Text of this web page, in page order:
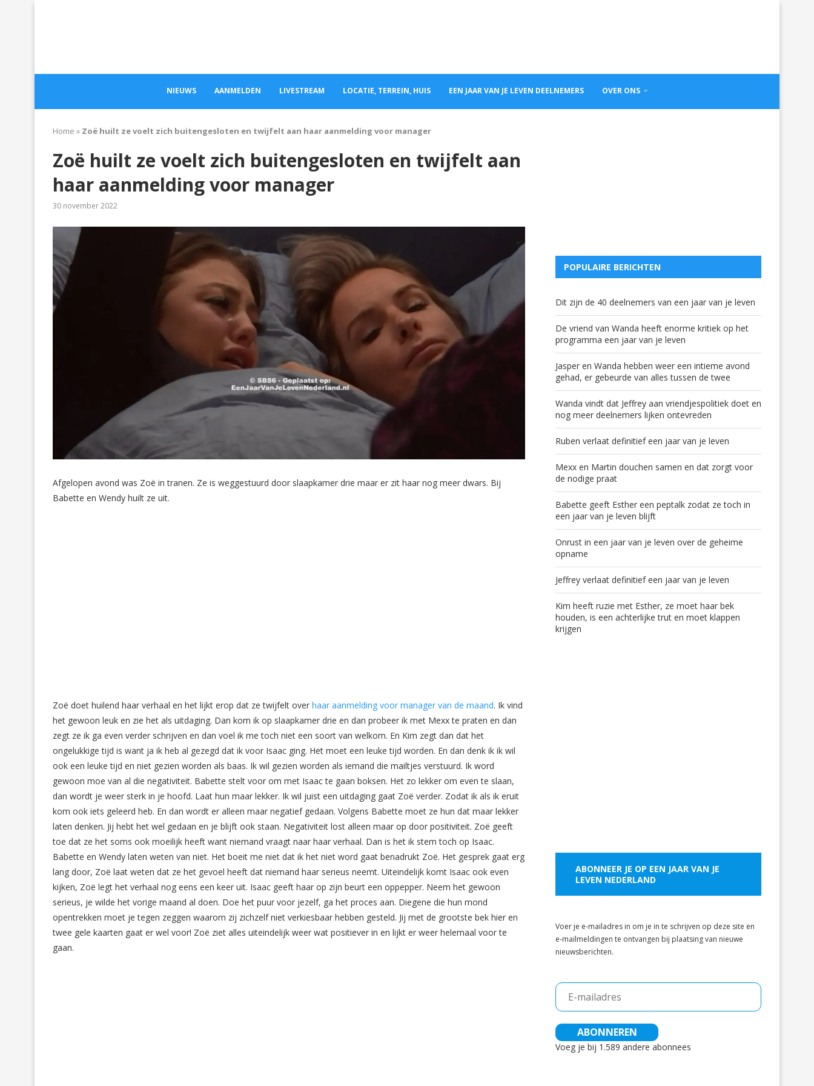
NIEUWS AANMELDEN LIVESTREAM LOCATIE, TERREIN, HUIS EEN JAAR VAN JE LEVEN DEELNEMERS OVER ONS
Home » Zoë huilt ze voelt zich buitengesloten en twijfelt aan haar aanmelding voor manager
Zoë huilt ze voelt zich buitengesloten en twijfelt aan
haar aanmelding voor manager
30 november 2022
Afgelopen avond was Zoë in tranen. Ze is weggestuurd door slaapkamer drie maar er zit haar nog meer dwars. Bij
Babette en Wendy huilt ze uit.
Zoë doet huilend haar verhaal en het lijkt erop dat ze twijfelt over haar aanmelding voor manager van de maand. Ik vind
het gewoon leuk en zie het als uitdaging. Dan kom ik op slaapkamer drie en dan probeer ik met Mexx te praten en dan
zegt ze ik ga even verder schrijven en dan voel ik me toch niet een soort van welkom. En Kim zegt dan dat het
ongelukkige tijd is want ja ik heb al gezegd dat ik voor Isaac ging. Het moet een leuke tijd worden. En dan denk ik ik wil
ook een leuke tijd en niet gezien worden als baas. Ik wil gezien worden als iemand die mailtjes verstuurd. Ik word
gewoon moe van al die negativiteit. Babette stelt voor om met Isaac te gaan boksen. Het zo lekker om even te slaan,
dan wordt je weer sterk in je hoofd. Laat hun maar lekker. Ik wil juist een uitdaging gaat Zoë verder. Zodat ik als ik eruit
kom ook iets geleerd heb. En dan wordt er alleen maar negatief gedaan. Volgens Babette moet ze hun dat maar lekker
laten denken. Jij hebt het wel gedaan en je blijft ook staan. Negativiteit lost alleen maar op door positiviteit. Zoë geeft
toe dat ze het soms ook moeilijk heeft want niemand vraagt naar haar verhaal. Dan is het ik stem toch op Isaac.
Babette en Wendy laten weten van niet. Het boeit me niet dat ik het niet word gaat benadrukt Zoë. Het gesprek gaat erg
lang door, Zoë laat weten dat ze het gevoel heeft dat niemand haar serieus neemt. Uiteindelijk komt Isaac ook even
kijken, Zoë legt het verhaal nog eens een keer uit. Isaac geeft haar op zijn beurt een oppepper. Neem het gewoon
serieus, je wilde het vorige maand al doen. Doe het puur voor jezelf, ga het proces aan. Diegene die hun mond
opentrekken moet je tegen zeggen waarom zij zichzelf niet verkiesbaar hebben gesteld. Jij met de grootste bek hier en
twee gele kaarten gaat er wel voor! Zoë ziet alles uiteindelijk weer wat positiever in en lijkt er weer helemaal voor te
gaan.
POPULAIRE BERICHTEN
Dit zijn de 40 deelnemers van een jaar van je leven
De vriend van Wanda heeft enorme kritiek op het
programma een jaar van je leven
Jasper en Wanda hebben weer een intieme avond
gehad, er gebeurde van alles tussen de twee
Wanda vindt dat Jeffrey aan vriendjespolitiek doet en
nog meer deelnemers lijken ontevreden
Ruben verlaat definitief een jaar van je leven
Mexx en Martin douchen samen en dat zorgt voor
de nodige praat
Babette geeft Esther een peptalk zodat ze toch in
een jaar van je leven blijft
Onrust in een jaar van je leven over de geheime
opname
Jeffrey verlaat definitief een jaar van je leven
Kim heeft ruzie met Esther, ze moet haar bek
houden, is een achterlijke trut en moet klappen
krijgen
ABONNEER JE OP EEN JAAR VAN JE
LEVEN NEDERLAND
Voer je e-mailadres in om je in te schrijven op deze site en
e-mailmeldingen te ontvangen bij plaatsing van nieuwe
nieuwsberichten.
E-
mailadres
ABONNEREN
Voeg je bij 1.589 andere abonnees